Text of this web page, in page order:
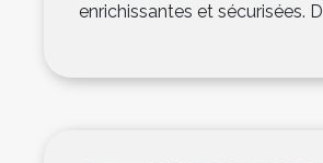
enrichissantes et sécurisées.